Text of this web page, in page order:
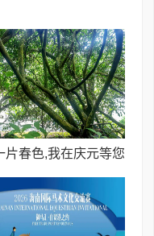
片春色,我在庆元等您